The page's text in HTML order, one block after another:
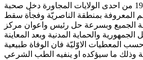
شاب من مواليد سنة 1996 من احدى الولايات المجاورة دخل صحبة
المعروفة بمنطقة الناصريّة وفجأة سقط
الجميع وبسرعة حل رئيس واعوان مركز
والحماية المدنية وبعد المعاينة
المعطيات الاوّليّة فان الوفاة طبيعية
وذلك ما سيؤكده او ينفيه الطب الشرعي